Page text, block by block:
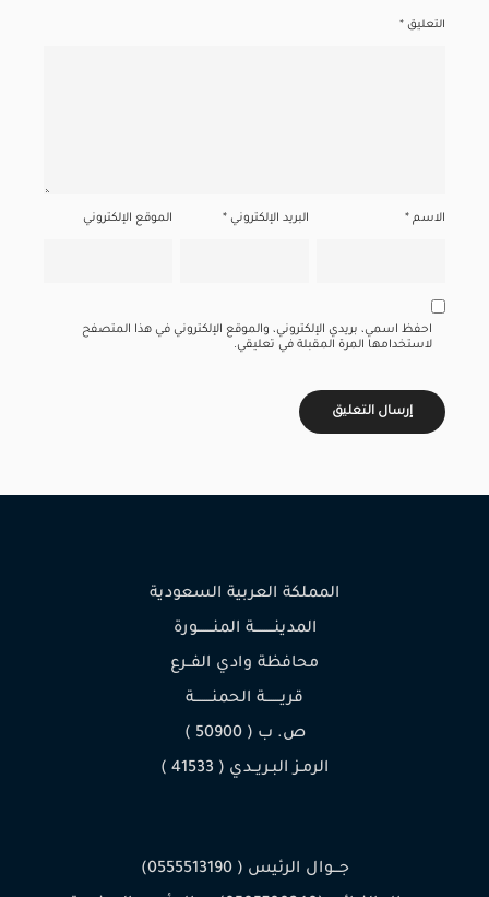
التعليق *
الاسم * البريد الإلكتروني* الموقع الإلكتروني
احفظ اسمي، بريدي الإلكتروني، والموقع الإلكتروني في هذا المتصفح
لاستخدامها المرة المقبلة في تعليقي.
المملكة العربية السعودية
المدينـــــــــة المنـــــــورة
محافظة وادي الفــرع
قريـــــــة الحمنــــــــة
ص. ب ( 50900 )
الرمـز البـريــدي ( 41533 )
جـــوال الرئيس ( 0555513190)